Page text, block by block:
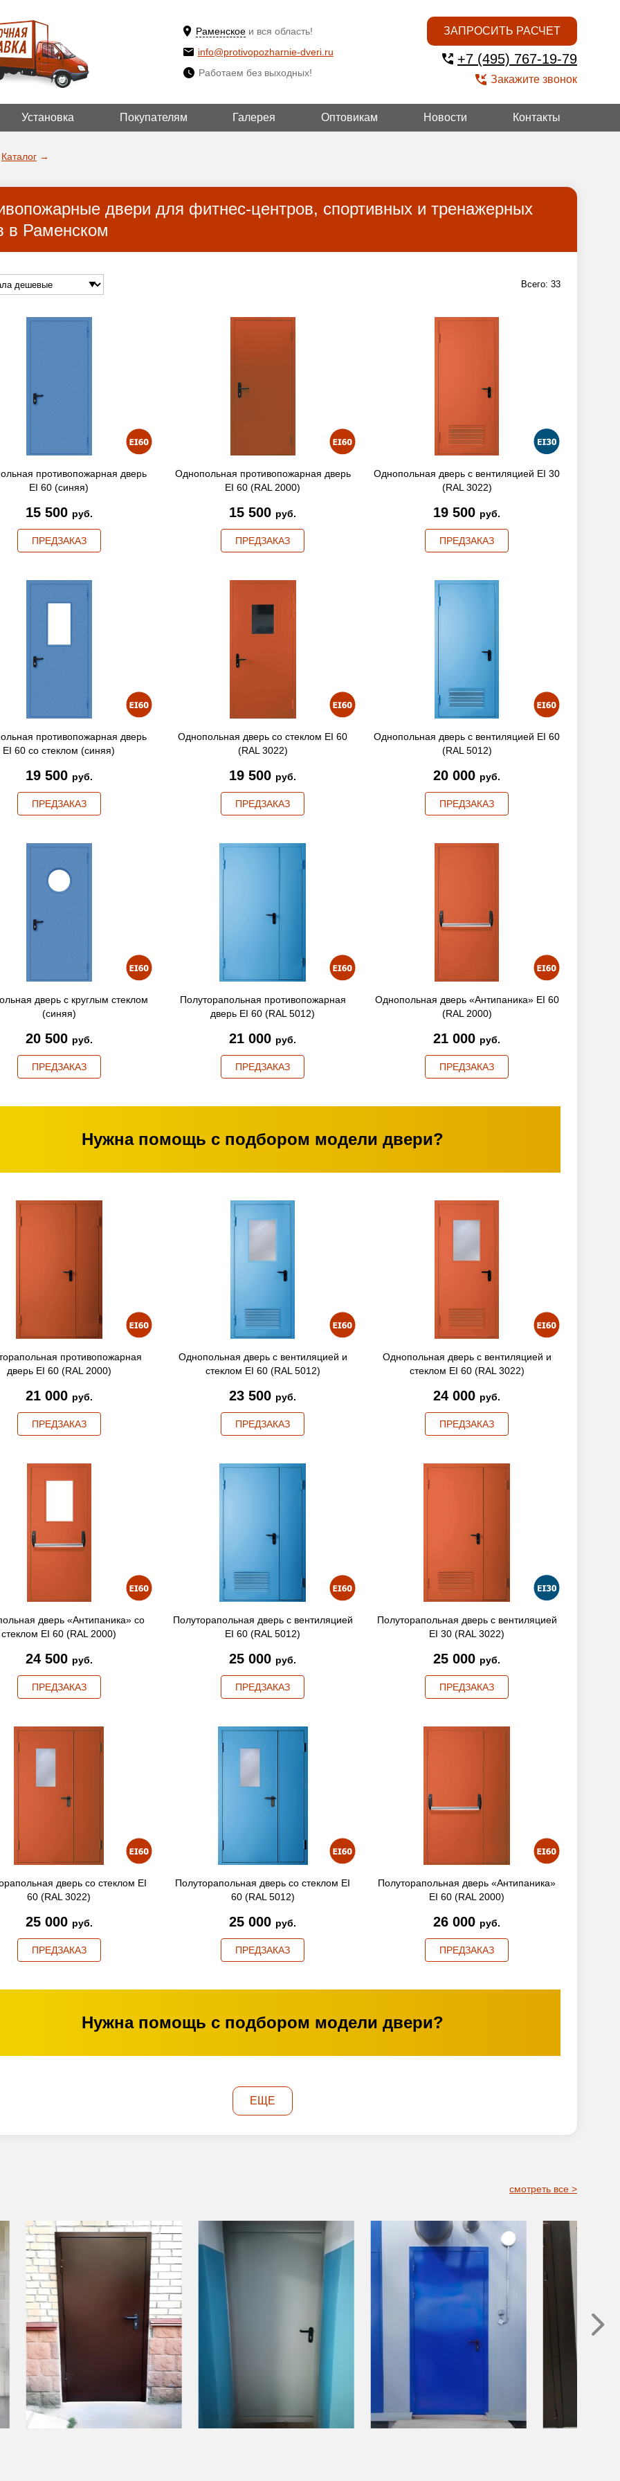
Раменское и вся область!
ДА!
ВЫБРАТЬ ДРУГОЙ
info@protivopozharnie-dveri.ru
Работаем без выходных!
ЗАПРОСИТЬ РАСЧЕТ
+7 (495) 767-19-79
Закажите звонок
Установка Покупателям Галерея Оптовикам Новости Контакты
Каталог →
двери для фитнес-центров, спортивных и тренажерных
в Раменском
Всего: 33
противопожарная дверь
EI 60 (синяя)
15 500 руб.
ПРЕДЗАКАЗ
Однопольная противопожарная дверь
EI 60 (RAL 2000)
15 500 руб.
ПРЕДЗАКАЗ
Однопольная дверь с вентиляцией EI 30
(RAL 3022)
19 500 руб.
ПРЕДЗАКАЗ
противопожарная дверь
EI 60 со стеклом (синяя)
19 500 руб.
ПРЕДЗАКАЗ
Однопольная дверь со стеклом EI 60
(RAL 3022)
19 500 руб.
ПРЕДЗАКАЗ
Однопольная дверь с вентиляцией EI 60
(RAL 5012)
20 000 руб.
ПРЕДЗАКАЗ
дверь с круглым стеклом
(синяя)
20 500 руб.
ПРЕДЗАКАЗ
Полуторапольная противопожарная
дверь EI 60 (RAL 5012)
21 000 руб.
ПРЕДЗАКАЗ
Однопольная дверь «Антипаника» EI 60
(RAL 2000)
21 000 руб.
ПРЕДЗАКАЗ
Нужна помощь с подбором модели двери?
противопожарная
дверь EI 60 (RAL 2000)
21 000 руб.
ПРЕДЗАКАЗ
Однопольная дверь с вентиляцией и
стеклом EI 60 (RAL 5012)
23 500 руб.
ПРЕДЗАКАЗ
Однопольная дверь с вентиляцией и
стеклом EI 60 (RAL 3022)
24 000 руб.
ПРЕДЗАКАЗ
дверь «Антипаника» со
стеклом EI 60 (RAL 2000)
24 500 руб.
ПРЕДЗАКАЗ
Полуторапольная дверь с вентиляцией
EI 60 (RAL 5012)
25 000 руб.
ПРЕДЗАКАЗ
Полуторапольная дверь с вентиляцией
EI 30 (RAL 3022)
25 000 руб.
ПРЕДЗАКАЗ
дверь со стеклом EI
60 (RAL 3022)
25 000 руб.
ПРЕДЗАКАЗ
Полуторапольная дверь со стеклом EI
60 (RAL 5012)
25 000 руб.
ПРЕДЗАКАЗ
Полуторапольная дверь «Антипаника»
EI 60 (RAL 2000)
26 000 руб.
ПРЕДЗАКАЗ
Нужна помощь с подбором модели двери?
ЕЩЕ
смотреть все >